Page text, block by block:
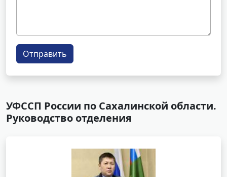
Отправить
УФССП России по Сахалинской области.
Руководство отделения